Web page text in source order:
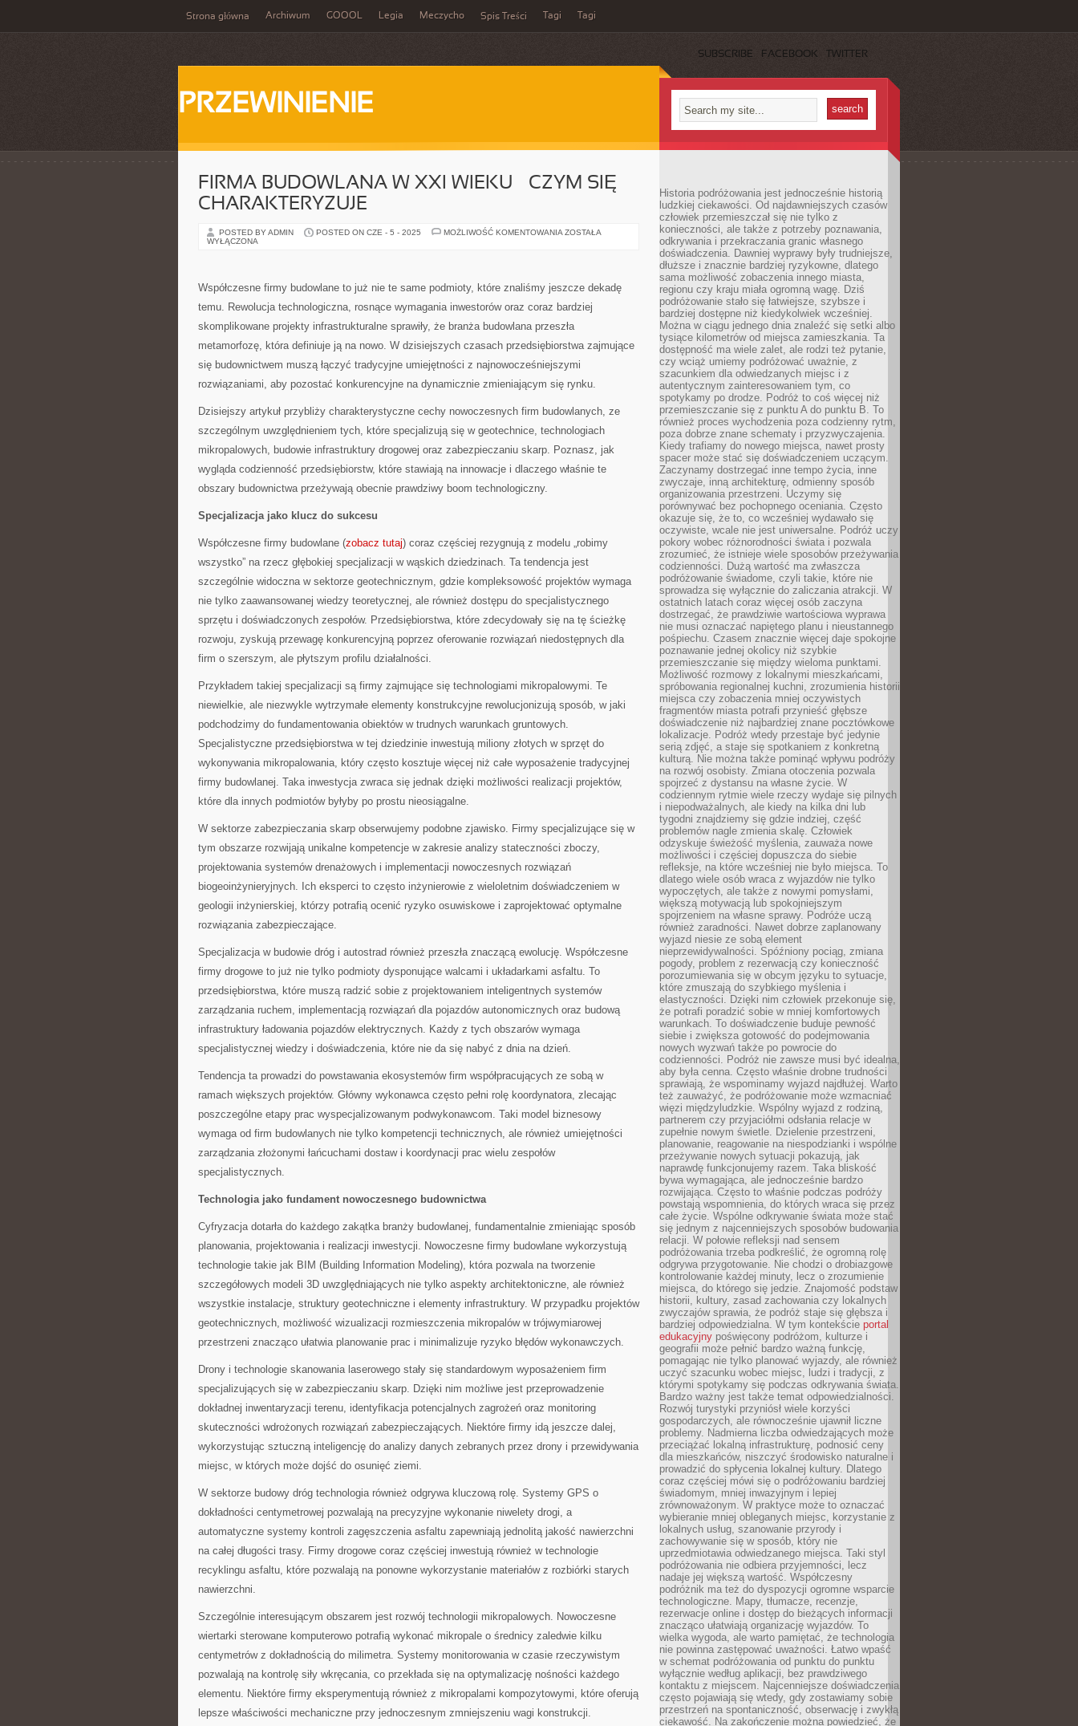
Strona główna Archiwum GOOOL Legia Meczycho Spis Treści Tagi Tagi
SUBSCRIBE FACEBOOK TWITTER
PRZEWINIENIE
FIRMA BUDOWLANA W XXI WIEKU – CZYM SIĘ
CHARAKTERYZUJE
POSTED BY ADMIN POSTED ON CZE - 5 - 2025 MOŻLIWOŚĆ KOMENTOWANIA FIRMA
CZYM
SIĘ
CHARAKTERYZUJE
ZOSTAŁA
WYŁĄCZONA
Współczesne firmy budowlane to już nie te same podmioty, które znaliśmy jeszcze dekadę
temu. Rewolucja technologiczna, rosnące wymagania inwestorów oraz coraz bardziej
skomplikowane projekty infrastrukturalne sprawiły, że branża budowlana przeszła
metamorfozę, która definiuje ją na nowo. W dzisiejszych czasach przedsiębiorstwa zajmujące
się budownictwem muszą łączyć tradycyjne umiejętności z najnowocześniejszymi
rozwiązaniami, aby pozostać konkurencyjne na dynamicznie zmieniającym się rynku.
Dzisiejszy artykuł przybliży charakterystyczne cechy nowoczesnych firm budowlanych, ze
szczególnym uwzględnieniem tych, które specjalizują się w geotechnice, technologiach
mikropalowych, budowie infrastruktury drogowej oraz zabezpieczaniu skarp. Poznasz, jak
wygląda codzienność przedsiębiorstw, które stawiają na innowacje i dlaczego właśnie te
obszary budownictwa przeżywają obecnie prawdziwy boom technologiczny.
Specjalizacja jako klucz do sukcesu
Współczesne firmy budowlane (zobacz tutaj) coraz częściej rezygnują z modelu „robimy
wszystko” na rzecz głębokiej specjalizacji w wąskich dziedzinach. Ta tendencja jest
szczególnie widoczna w sektorze geotechnicznym, gdzie kompleksowość projektów wymaga
nie tylko zaawansowanej wiedzy teoretycznej, ale również dostępu do specjalistycznego
sprzętu i doświadczonych zespołów. Przedsiębiorstwa, które zdecydowały się na tę ścieżkę
rozwoju, zyskują przewagę konkurencyjną poprzez oferowanie rozwiązań niedostępnych dla
firm o szerszym, ale płytszym profilu działalności.
Przykładem takiej specjalizacji są firmy zajmujące się technologiami mikropalowymi. Te
niewielkie, ale niezwykle wytrzymałe elementy konstrukcyjne rewolucjonizują sposób, w jaki
podchodzimy do fundamentowania obiektów w trudnych warunkach gruntowych.
Specjalistyczne przedsiębiorstwa w tej dziedzinie inwestują miliony złotych w sprzęt do
wykonywania mikropalowania, który często kosztuje więcej niż całe wyposażenie tradycyjnej
firmy budowlanej. Taka inwestycja zwraca się jednak dzięki możliwości realizacji projektów,
które dla innych podmiotów byłyby po prostu nieosiągalne.
W sektorze zabezpieczania skarp obserwujemy podobne zjawisko. Firmy specjalizujące się w
tym obszarze rozwijają unikalne kompetencje w zakresie analizy stateczności zboczy,
projektowania systemów drenażowych i implementacji nowoczesnych rozwiązań
biogeoinżynieryjnych. Ich eksperci to często inżynierowie z wieloletnim doświadczeniem w
geologii inżynierskiej, którzy potrafią ocenić ryzyko osuwiskowe i zaprojektować optymalne
rozwiązania zabezpieczające.
Specjalizacja w budowie dróg i autostrad również przeszła znaczącą ewolucję. Współczesne
firmy drogowe to już nie tylko podmioty dysponujące walcami i układarkami asfaltu. To
przedsiębiorstwa, które muszą radzić sobie z projektowaniem inteligentnych systemów
zarządzania ruchem, implementacją rozwiązań dla pojazdów autonomicznych oraz budową
infrastruktury ładowania pojazdów elektrycznych. Każdy z tych obszarów wymaga
specjalistycznej wiedzy i doświadczenia, które nie da się nabyć z dnia na dzień.
Tendencja ta prowadzi do powstawania ekosystemów firm współpracujących ze sobą w
ramach większych projektów. Główny wykonawca często pełni rolę koordynatora, zlecając
poszczególne etapy prac wyspecjalizowanym podwykonawcom. Taki model biznesowy
wymaga od firm budowlanych nie tylko kompetencji technicznych, ale również umiejętności
zarządzania złożonymi łańcuchami dostaw i koordynacji prac wielu zespołów
specjalistycznych.
Technologia jako fundament nowoczesnego budownictwa
Cyfryzacja dotarła do każdego zakątka branży budowlanej, fundamentalnie zmieniając sposób
planowania, projektowania i realizacji inwestycji. Nowoczesne firmy budowlane wykorzystują
technologie takie jak BIM (Building Information Modeling), która pozwala na tworzenie
szczegółowych modeli 3D uwzględniających nie tylko aspekty architektoniczne, ale również
wszystkie instalacje, struktury geotechniczne i elementy infrastruktury. W przypadku projektów
geotechnicznych, możliwość wizualizacji rozmieszczenia mikropalów w trójwymiarowej
przestrzeni znacząco ułatwia planowanie prac i minimalizuje ryzyko błędów wykonawczych.
Drony i technologie skanowania laserowego stały się standardowym wyposażeniem firm
specjalizujących się w zabezpieczaniu skarp. Dzięki nim możliwe jest przeprowadzenie
dokładnej inwentaryzacji terenu, identyfikacja potencjalnych zagrożeń oraz monitoring
skuteczności wdrożonych rozwiązań zabezpieczających. Niektóre firmy idą jeszcze dalej,
wykorzystując sztuczną inteligencję do analizy danych zebranych przez drony i przewidywania
miejsc, w których może dojść do osunięć ziemi.
W sektorze budowy dróg technologia również odgrywa kluczową rolę. Systemy GPS o
dokładności centymetrowej pozwalają na precyzyjne wykonanie niwelety drogi, a
automatyczne systemy kontroli zagęszczenia asfaltu zapewniają jednolitą jakość nawierzchni
na całej długości trasy. Firmy drogowe coraz częściej inwestują również w technologie
recyklingu asfaltu, które pozwalają na ponowne wykorzystanie materiałów z rozbiórki starych
nawierzchni.
Szczególnie interesującym obszarem jest rozwój technologii mikropalowych. Nowoczesne
wiertarki sterowane komputerowo potrafią wykonać mikropale o średnicy zaledwie kilku
centymetrów z dokładnością do milimetra. Systemy monitorowania w czasie rzeczywistym
pozwalają na kontrolę siły wkręcania, co przekłada się na optymalizację nośności każdego
elementu. Niektóre firmy eksperymentują również z mikropalami kompozytowymi, które oferują
lepsze właściwości mechaniczne przy jednoczesnym zmniejszeniu wagi konstrukcji.
Historia podróżowania jest jednocześnie historią
ludzkiej ciekawości. Od najdawniejszych czasów
człowiek przemieszczał się nie tylko z
konieczności, ale także z potrzeby poznawania,
odkrywania i przekraczania granic własnego
doświadczenia. Dawniej wyprawy były trudniejsze,
dłuższe i znacznie bardziej ryzykowne, dlatego
sama możliwość zobaczenia innego miasta,
regionu czy kraju miała ogromną wagę. Dziś
podróżowanie stało się łatwiejsze, szybsze i
bardziej dostępne niż kiedykolwiek wcześniej.
Można w ciągu jednego dnia znaleźć się setki albo
tysiące kilometrów od miejsca zamieszkania. Ta
dostępność ma wiele zalet, ale rodzi też pytanie,
czy wciąż umiemy podróżować uważnie, z
szacunkiem dla odwiedzanych miejsc i z
autentycznym zainteresowaniem tym, co
spotykamy po drodze. Podróż to coś więcej niż
przemieszczanie się z punktu A do punktu B. To
również proces wychodzenia poza codzienny rytm,
poza dobrze znane schematy i przyzwyczajenia.
Kiedy trafiamy do nowego miejsca, nawet prosty
spacer może stać się doświadczeniem uczącym.
Zaczynamy dostrzegać inne tempo życia, inne
zwyczaje, inną architekturę, odmienny sposób
organizowania przestrzeni. Uczymy się
porównywać bez pochopnego oceniania. Często
okazuje się, że to, co wcześniej wydawało się
oczywiste, wcale nie jest uniwersalne. Podróż uczy
pokory wobec różnorodności świata i pozwala
zrozumieć, że istnieje wiele sposobów przeżywania
codzienności. Dużą wartość ma zwłaszcza
podróżowanie świadome, czyli takie, które nie
sprowadza się wyłącznie do zaliczania atrakcji. W
ostatnich latach coraz więcej osób zaczyna
dostrzegać, że prawdziwie wartościowa wyprawa
nie musi oznaczać napiętego planu i nieustannego
pośpiechu. Czasem znacznie więcej daje spokojne
poznawanie jednej okolicy niż szybkie
przemieszczanie się między wieloma punktami.
Możliwość rozmowy z lokalnymi mieszkańcami,
spróbowania regionalnej kuchni, zrozumienia historii
miejsca czy zobaczenia mniej oczywistych
fragmentów miasta potrafi przynieść głębsze
doświadczenie niż najbardziej znane pocztówkowe
lokalizacje. Podróż wtedy przestaje być jedynie
serią zdjęć, a staje się spotkaniem z konkretną
kulturą. Nie można także pominąć wpływu podróży
na rozwój osobisty. Zmiana otoczenia pozwala
spojrzeć z dystansu na własne życie. W
codziennym rytmie wiele rzeczy wydaje się pilnych
i niepodważalnych, ale kiedy na kilka dni lub
tygodni znajdziemy się gdzie indziej, część
problemów nagle zmienia skalę. Człowiek
odzyskuje świeżość myślenia, zauważa nowe
możliwości i częściej dopuszcza do siebie
refleksje, na które wcześniej nie było miejsca. To
dlatego wiele osób wraca z wyjazdów nie tylko
wypoczętych, ale także z nowymi pomysłami,
większą motywacją lub spokojniejszym
spojrzeniem na własne sprawy. Podróże uczą
również zaradności. Nawet dobrze zaplanowany
wyjazd niesie ze sobą element
nieprzewidywalności. Spóźniony pociąg, zmiana
pogody, problem z rezerwacją czy konieczność
porozumiewania się w obcym języku to sytuacje,
które zmuszają do szybkiego myślenia i
elastyczności. Dzięki nim człowiek przekonuje się,
że potrafi poradzić sobie w mniej komfortowych
warunkach. To doświadczenie buduje pewność
siebie i zwiększa gotowość do podejmowania
nowych wyzwań także po powrocie do
codzienności. Podróż nie zawsze musi być idealna,
aby była cenna. Często właśnie drobne trudności
sprawiają, że wspominamy wyjazd najdłużej. Warto
też zauważyć, że podróżowanie może wzmacniać
więzi międzyludzkie. Wspólny wyjazd z rodziną,
partnerem czy przyjaciółmi odsłania relacje w
zupełnie nowym świetle. Dzielenie przestrzeni,
planowanie, reagowanie na niespodzianki i wspólne
przeżywanie nowych sytuacji pokazują, jak
naprawdę funkcjonujemy razem. Taka bliskość
bywa wymagająca, ale jednocześnie bardzo
rozwijająca. Często to właśnie podczas podróży
powstają wspomnienia, do których wraca się przez
całe życie. Wspólne odkrywanie świata może stać
się jednym z najcenniejszych sposobów budowania
relacji. W połowie refleksji nad sensem
podróżowania trzeba podkreślić, że ogromną rolę
odgrywa przygotowanie. Nie chodzi o drobiazgowe
kontrolowanie każdej minuty, lecz o zrozumienie
miejsca, do którego się jedzie. Znajomość podstaw
historii, kultury, zasad zachowania czy lokalnych
zwyczajów sprawia, że podróż staje się głębsza i
bardziej odpowiedzialna. W tym kontekście portal
edukacyjny poświęcony podróżom, kulturze i
geografii może pełnić bardzo ważną funkcję,
pomagając nie tylko planować wyjazdy, ale również
uczyć szacunku wobec miejsc, ludzi i tradycji, z
którymi spotykamy się podczas odkrywania świata.
Bardzo ważny jest także temat odpowiedzialności.
Rozwój turystyki przyniósł wiele korzyści
gospodarczych, ale równocześnie ujawnił liczne
problemy. Nadmierna liczba odwiedzających może
przeciążać lokalną infrastrukturę, podnosić ceny
dla mieszkańców, niszczyć środowisko naturalne i
prowadzić do spłycenia lokalnej kultury. Dlatego
coraz częściej mówi się o podróżowaniu bardziej
świadomym, mniej inwazyjnym i lepiej
zrównoważonym. W praktyce może to oznaczać
wybieranie mniej obleganych miejsc, korzystanie z
lokalnych usług, szanowanie przyrody i
zachowywanie się w sposób, który nie
uprzedmiotawia odwiedzanego miejsca. Taki styl
podróżowania nie odbiera przyjemności, lecz
nadaje jej większą wartość. Współczesny
podróżnik ma też do dyspozycji ogromne wsparcie
technologiczne. Mapy, tłumacze, recenzje,
rezerwacje online i dostęp do bieżących informacji
znacząco ułatwiają organizację wyjazdów. To
wielka wygoda, ale warto pamiętać, że technologia
nie powinna zastępować uważności. Łatwo wpaść
w schemat podróżowania od punktu do punktu
wyłącznie według aplikacji, bez prawdziwego
kontaktu z miejscem. Najcenniejsze doświadczenia
często pojawiają się wtedy, gdy zostawiamy sobie
przestrzeń na spontaniczność, obserwację i zwykłą
ciekawość. Na zakończenie można powiedzieć, że